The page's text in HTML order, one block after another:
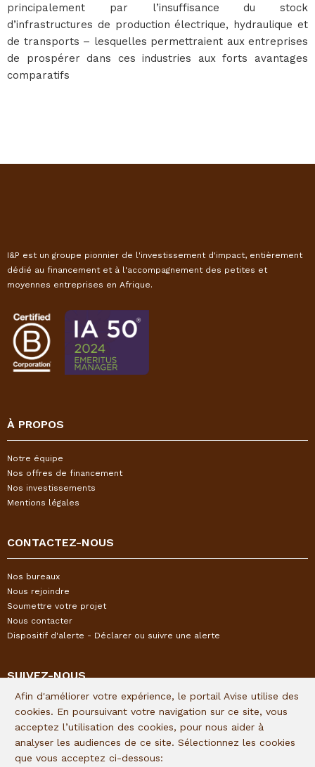
principalement par l’insuffisance du stock
d’infrastructures de production électrique, hydraulique et
de transports – lesquelles permettraient aux entreprises
de prospérer dans ces industries aux forts avantages
comparatifs
I&P est un groupe pionnier de l'investissement d'impact, entièrement
dédié au financement et à l'accompagnement des petites et
moyennes entreprises en Afrique.
À PROPOS
Notre équipe
Nos offres de financement
Nos investissements
Mentions légales
CONTACTEZ-NOUS
Nos bureaux
Nous rejoindre
Soumettre votre projet
Nous contacter
Dispositif d'alerte - Déclarer ou suivre une alerte
SUIVEZ-NOUS
Restez informés de l'actualité I&P en vous inscrivant à notre
newsletter trimestrielle :
Lien d'inscription
Afin d'améliorer votre expérience, le portail Avise utilise des
cookies. En poursuivant votre navigation sur ce site, vous
acceptez l’utilisation des cookies, pour nous aider à
analyser les audiences de ce site. Sélectionnez les cookies
que vous acceptez ci-dessous: